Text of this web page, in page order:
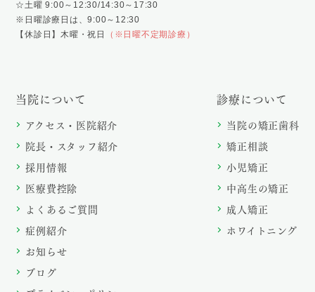
☆土曜 9:00～12:30/14:30～17:30
※日曜診療日は、9:00～12:30
【休診日】木曜・祝日
（※日曜不定期診療）
当院について
アクセス・医院紹介
院長・スタッフ紹介
採用情報
医療費控除
よくあるご質問
症例紹介
お知らせ
ブログ
診療について
当院の矯正歯科
矯正相談
小児矯正
中高生の矯正
成人矯正
ホワイトニング